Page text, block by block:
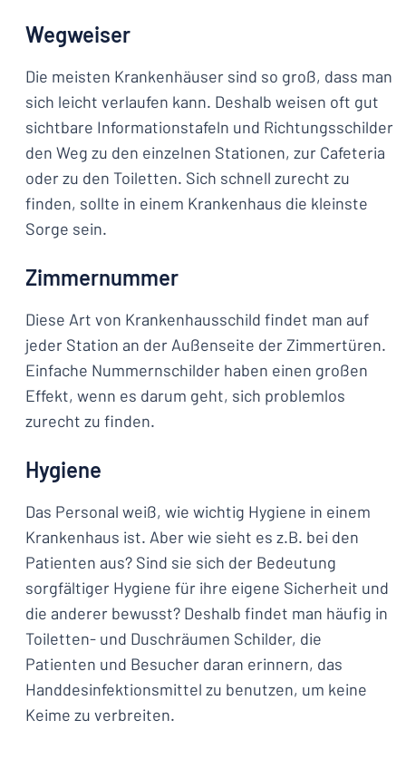
Wegweiser
Die meisten Krankenhäuser sind so groß, dass man
sich leicht verlaufen kann. Deshalb weisen oft gut
sichtbare Informationstafeln und Richtungsschilder
den Weg zu den einzelnen Stationen, zur Cafeteria
oder zu den Toiletten. Sich schnell zurecht zu
finden, sollte in einem Krankenhaus die kleinste
Sorge sein.
Zimmernummer
Diese Art von Krankenhausschild findet man auf
jeder Station an der Außenseite der Zimmertüren.
Einfache Nummernschilder haben einen großen
Effekt, wenn es darum geht, sich problemlos
zurecht zu finden.
Hygiene
Das Personal weiß, wie wichtig Hygiene in einem
Krankenhaus ist. Aber wie sieht es z.B. bei den
Patienten aus? Sind sie sich der Bedeutung
sorgfältiger Hygiene für ihre eigene Sicherheit und
die anderer bewusst? Deshalb findet man häufig in
Toiletten- und Duschräumen Schilder, die
Patienten und Besucher daran erinnern, das
Handdesinfektionsmittel zu benutzen, um keine
Keime zu verbreiten.